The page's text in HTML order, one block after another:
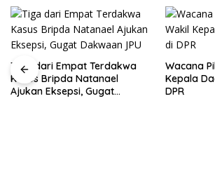
Tiga dari Empat Terdakwa
Kasus Bripda Natanael
Ajukan Eksepsi, Gugat
Wacana
Kepala
DPR